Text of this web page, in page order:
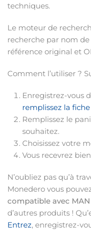
techniques.
Le moteur de
recherche par nom
référence original et
Comment l’utiliser ?
Enregistrez-vous
remplissez la
Remplissez le
souhaitez.
Choisissez votre
Vous recevrez
N’oubliez pas qu’à
Monedero vous
compatible avec
d’autres produits !
Entrez, enregistrez-